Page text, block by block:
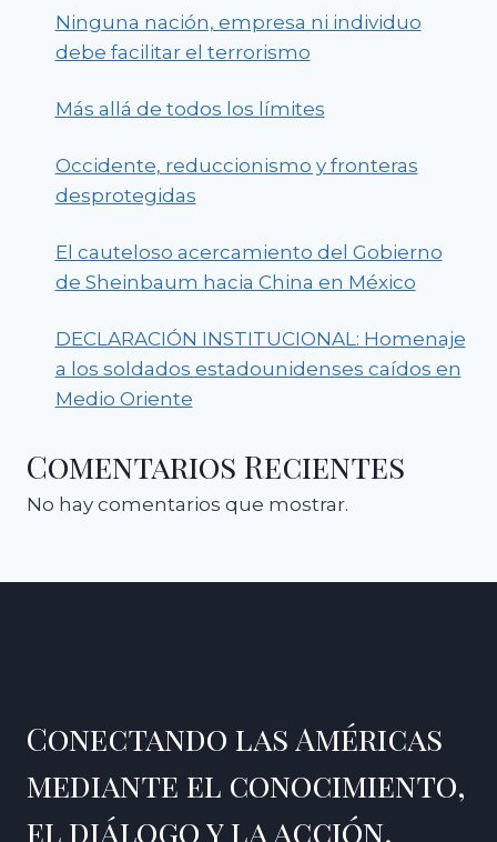
Ninguna nación, empresa ni individuo
debe facilitar el terrorismo
Más allá de todos los límites
Occidente, reduccionismo y fronteras
desprotegidas
El cauteloso acercamiento del Gobierno
de Sheinbaum hacia China en México
DECLARACIÓN INSTITUCIONAL: Homenaje
a los soldados estadounidenses caídos en
Medio Oriente
Comentarios Recientes
No hay comentarios que mostrar.
Conectando las Américas
mediante el conocimiento,
el diálogo y la acción.